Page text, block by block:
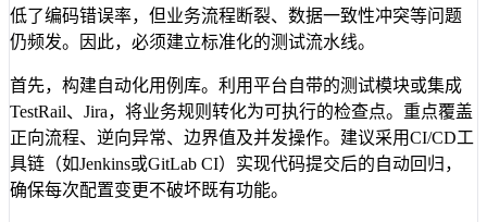
低了编码错误率，但业务流程断裂、数据一致性冲突等问题
仍频发。因此，必须建立标准化的测试流水线。
首先，构建自动化用例库。利用平台自带的测试模块或集成
TestRail、Jira，将业务规则转化为可执行的检查点。重点覆盖
正向流程、逆向异常、边界值及并发操作。建议采用CI/CD工
具链（如Jenkins或GitLab CI）实现代码提交后的自动回归，
确保每次配置变更不破坏既有功能。